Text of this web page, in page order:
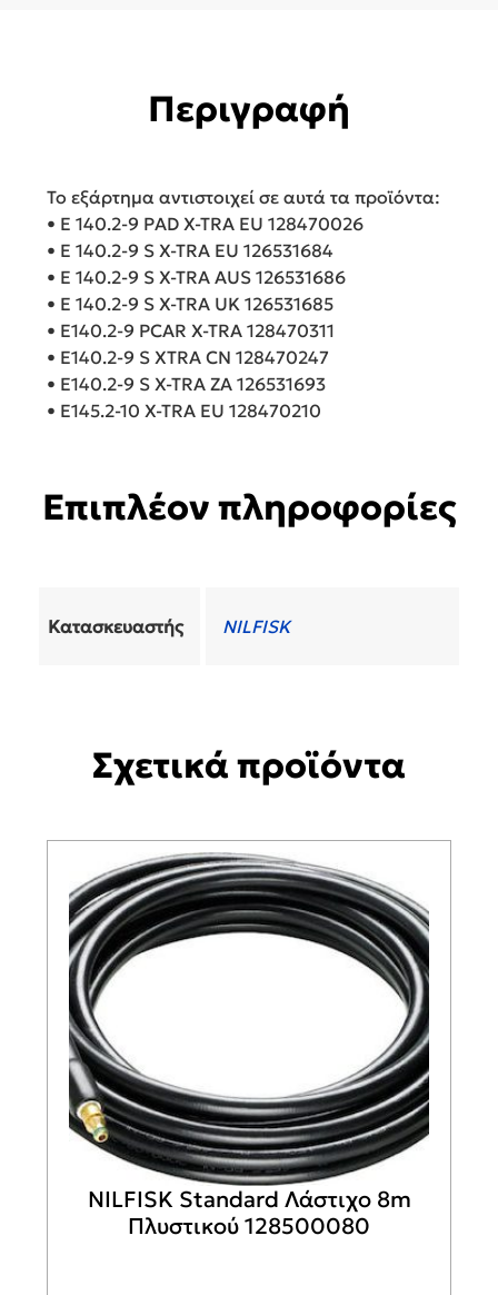
Περιγραφή
Το εξάρτημα αντιστοιχεί σε αυτά τα προϊόντα:
• E 140.2-9 PAD X-TRA EU 128470026
• E 140.2-9 S X-TRA EU 126531684
• E 140.2-9 S X-TRA AUS 126531686
• E 140.2-9 S X-TRA UK 126531685
• E140.2-9 PCAR X-TRA 128470311
• E140.2-9 S XTRA CN 128470247
• E140.2-9 S X-TRA ZA 126531693
• E145.2-10 X-TRA EU 128470210
Επιπλέον πληροφορίες
Κατασκευαστής NILFISK
Σχετικά προϊόντα
NILFISK Standard Λάστιχο 8m
Πλυστικού 128500080